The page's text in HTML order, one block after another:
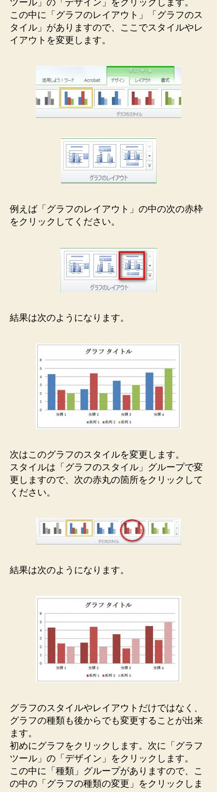
ツール」の「デザイン」をクリックします。
この中に「グラフのレイアウト」「グラフのス
タイル」がありますので、ここでスタイルやレ
イアウトを変更します。
例えば「グラフのレイアウト」の中の次の赤枠
をクリックしてください。
結果は次のようになります。
次はこのグラフのスタイルを変更します。
スタイルは「グラフのスタイル」グループで変
更しますので、次の赤丸の箇所をクリックして
ください。
結果は次のようになります。
グラフのスタイルやレイアウトだけではなく、
グラフの種類も後からでも変更することが出来
ます。
初めにグラフをクリックします。次に「グラフ
ツール」の「デザイン」をクリックします。
この中に「種類」グループがありますので、こ
の中の「グラフの種類の変更」をクリックしま